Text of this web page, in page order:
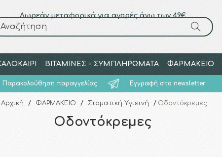
Δωρεάν μεταφορικά για αγορές άνω των 49€
Αναζήτηση
ΒΙΤΑΜΙΝΕΣ - ΣΥΜΠΛΗΡΩΜΑΤΑ ΦΑΡΜΑΚΕΙΟ
Παρακολούθηση παραγγελίας Εγγραφή στο newsletter
Αναζήτηση
Αρχική / ΦΑΡΜΑΚΕΙΟ / Στοματική Υγιεινή / Οδοντόκρεμες
Οδοντόκρεμες